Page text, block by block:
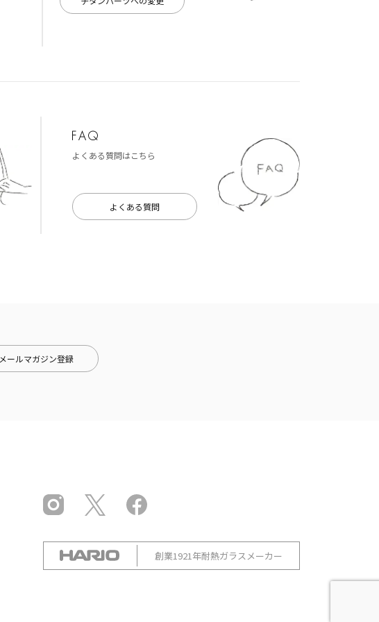
よくある質問はこちら
よくある質問
メールマガジン登録
創業1921年耐熱ガラスメーカー